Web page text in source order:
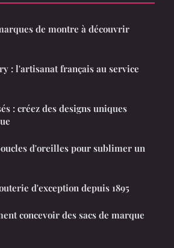
de montre à découvrir
: l'artisanat français au service
: créez des designs uniques
d'oreilles pour sublimer un
d'exception depuis 1895
concevoir des sacs de marque